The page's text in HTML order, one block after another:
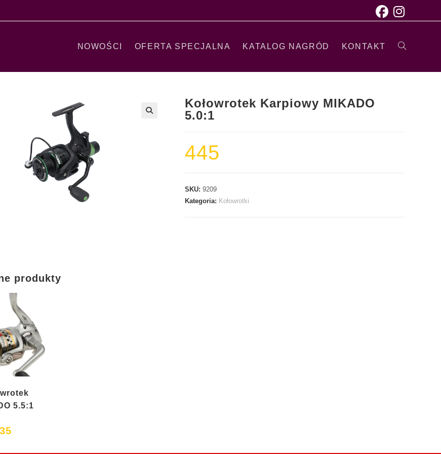
NOWOŚCI OFERTA SPECJALNA KATALOG NAGRÓD KONTAKT
Kołowrotek Karpiowy MIKADO
5.0:1
445
SKU: 9209
Kategoria: Kołowrotki
produkty
5.5:1